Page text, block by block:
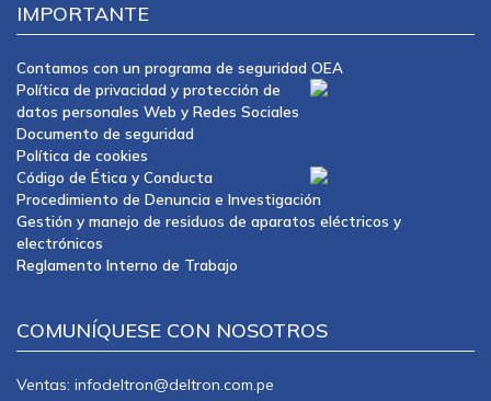
IMPORTANTE
Contamos con un programa de seguridad OEA
Política de privacidad y protección de
datos personales Web y Redes Sociales
Documento de seguridad
Política de cookies
Código de Ética y Conducta
Procedimiento de Denuncia e Investigación
Gestión y manejo de residuos de aparatos eléctricos y
electrónicos
Reglamento Interno de Trabajo
COMUNÍQUESE CON NOSOTROS
Ventas: infodeltron@deltron.com.pe